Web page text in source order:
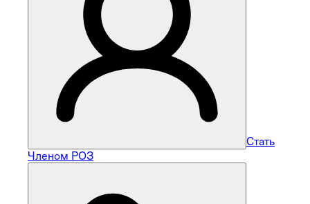
Стать
Членом РОЗ